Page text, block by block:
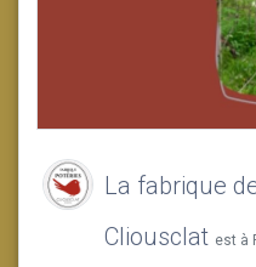
La fabrique
Cliousclat est à